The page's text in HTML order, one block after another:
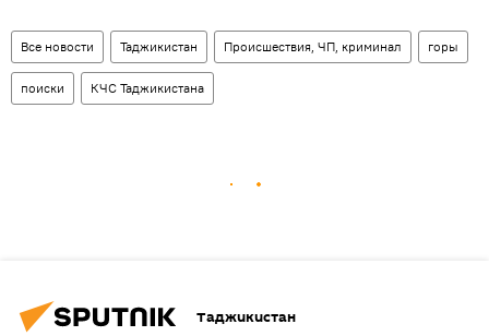
Все новости Таджикистан Происшествия, ЧП, криминал горы
поиски КЧС Таджикистана
Таджикистан